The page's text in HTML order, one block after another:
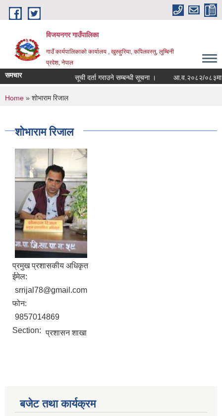
Skip to main content
विजयनगर गाउँपालिका
गाउँ कार्यपालिकाको कार्यालय , खुरुहुरिया, कपिलवस्तु, लुम्बिनी
प्रदेश, नेपाल
समचार सूची दर्ता गराउने सम्बन्धी सूचना । आ.व.२०८२/०८३मा
You are here
Home » शोभाराम रिजाल
शोभाराम रिजाल
प्रमुख प्रशासकीय अधिकृत
ईमेल:
srrijal78@gmail.com
फोन:
9857014869
Section: प्रशासन शाखा
बजेट तथा कार्यक्रम